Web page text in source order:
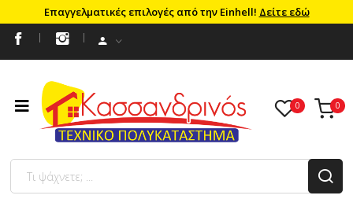
Επαγγελματικές επιλογές από την Einhell! Δείτε εδώ